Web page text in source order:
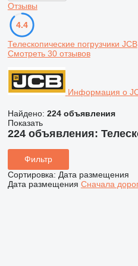
Отзывы
4.4
Телескопические погрузчики JCB
Смотреть 30 отзывов
Информация о
Найдено: 224 объявления
Показать
224 объявления:
Фильтр
Сортировка: Дата размещения
Дата размещения Сначала